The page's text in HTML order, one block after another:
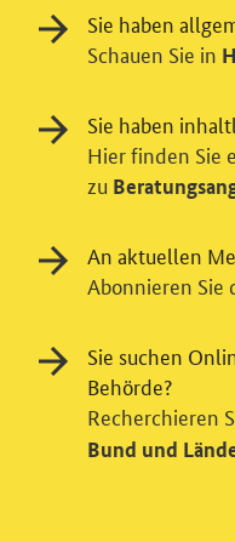
Einwilligung in
Videodienst
Wir bitten Sie an
Sie haben
Schauen Sie in
Sie haben
Hier finden Sie
zu
An aktuellen
Abonnieren Sie
Sie suchen
Behörde?
Recherchieren
Bund und